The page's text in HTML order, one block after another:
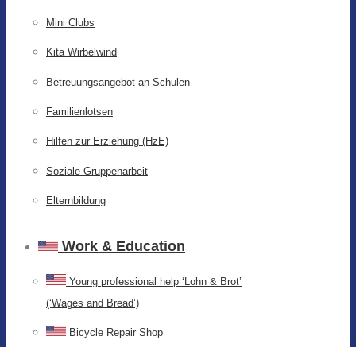
Mini Clubs
Kita Wirbelwind
Betreuungsangebot an Schulen
Familienlotsen
Hilfen zur Erziehung (HzE)
Soziale Gruppenarbeit
Elternbildung
Work & Education
Young professional help ‘Lohn & Brot’
(‘Wages and Bread’)
Bicycle Repair Shop